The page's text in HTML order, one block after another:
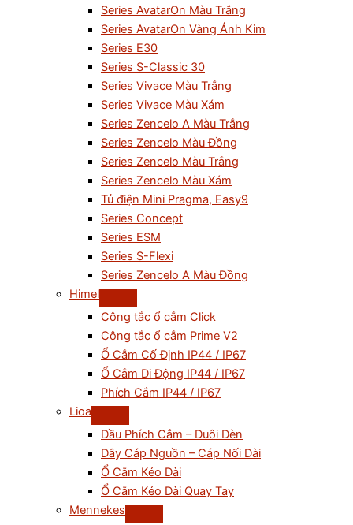
Series AvatarOn Màu Trắng
Series AvatarOn Vàng Ánh Kim
Series E30
Series S-Classic 30
Series Vivace Màu Trắng
Series Vivace Màu Xám
Series Zencelo A Màu Trắng
Series Zencelo Màu Đồng
Series Zencelo Màu Trắng
Series Zencelo Màu Xám
Tủ điện Mini Pragma, Easy9
Series Concept
Series ESM
Series S-Flexi
Series Zencelo A Màu Đồng
Himel
Công tắc ổ cắm Click
Công tắc ổ cắm Prime V2
Ổ Cắm Cố Định IP44 / IP67
Ổ Cắm Di Động IP44 / IP67
Phích Cắm IP44 / IP67
Lioa
Đầu Phích Cắm – Đuôi Đèn
Dây Cáp Nguồn – Cáp Nối Dài
Ổ Cắm Kéo Dài
Ổ Cắm Kéo Dài Quay Tay
Mennekes